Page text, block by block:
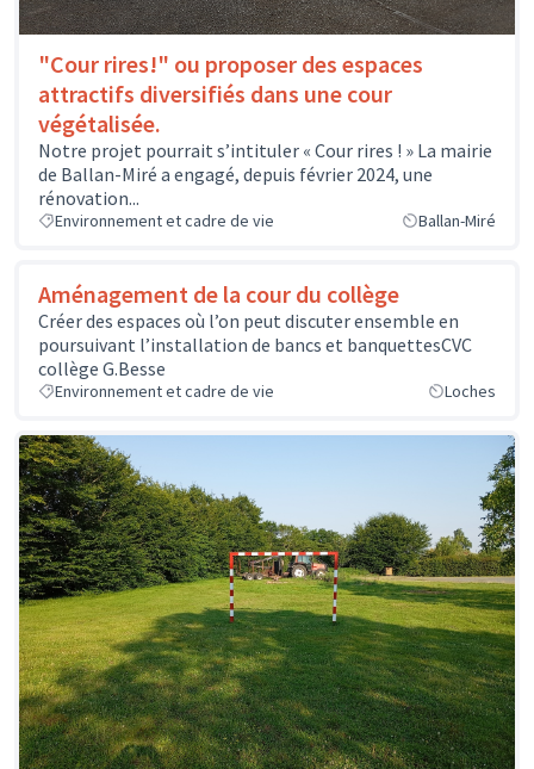
"Cour rires!" ou proposer des espaces
attractifs diversifiés dans une cour
végétalisée.
Notre projet pourrait s’intituler « Cour rires ! » La mairie
de Ballan-Miré a engagé, depuis février 2024, une
rénovation...
Environnement et cadre de vie Ballan-Miré
Aménagement de la cour du collège
Créer des espaces où l’on peut discuter ensemble en
poursuivant l’installation de bancs et banquettesCVC
collège G.Besse
Environnement et cadre de vie Loches